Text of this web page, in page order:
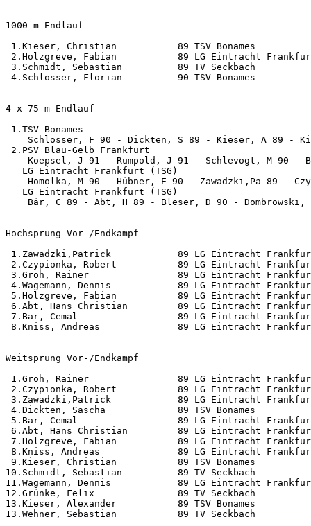
1000 m Endlauf
1.Kieser, Christian           89 TSV Bonames
2.Holzgreve, Fabian           89 LG Eintracht
3.Schmidt, Sebastian          89 TV Seckbach
4.Schlosser, Florian          90 TSV Bonames
4 x 75 m Endlauf
1.TSV Bonames
Schlosser, F 90 - Dickten, S 89 - Kieser, A 89 -
2.PSV Blau-Gelb Frankfurt
Koepsel, J 91 - Rumpold, J 91 - Schlevogt, M 90 -
LG Eintracht Frankfurt (TSG)
Homolka, M 90 - Hübner, E 90 - Zawadzki,Pa 89 -
LG Eintracht Frankfurt (TSG)
Bär, C 89 - Abt, H 89 - Bleser, D 90 - Dombrowski,
Hochsprung Vor-/Endkampf
1.Zawadzki,Patrick            89 LG Eintracht
2.Czypionka, Robert           89 LG Eintracht
3.Groh, Rainer                89 LG Eintracht
4.Wagemann, Dennis            89 LG Eintracht
5.Holzgreve, Fabian           89 LG Eintracht
6.Abt, Hans Christian         89 LG Eintracht
7.Bär, Cemal                  89 LG Eintracht
8.Kniss, Andreas              89 LG Eintracht
Weitsprung Vor-/Endkampf
1.Groh, Rainer                89 LG Eintracht
2.Czypionka, Robert           89 LG Eintracht
3.Zawadzki,Patrick            89 LG Eintracht
4.Dickten, Sascha             89 TSV
5.Bär, Cemal                  89 LG Eintracht
6.Abt, Hans Christian         89 LG Eintracht
7.Holzgreve, Fabian           89 LG Eintracht
8.Kniss, Andreas              89 LG Eintracht
9.Kieser, Christian           89 TSV
10.Schmidt, Sebastian          89 TV
11.Wagemann, Dennis            89 LG Eintracht
12.Grünke, Felix               89 TV
13.Kieser, Alexander           89 TSV
13.Wehner, Sebastian           89 TV